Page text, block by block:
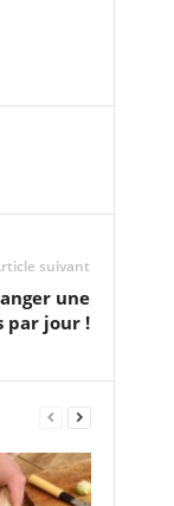
suivant
une
par jour !